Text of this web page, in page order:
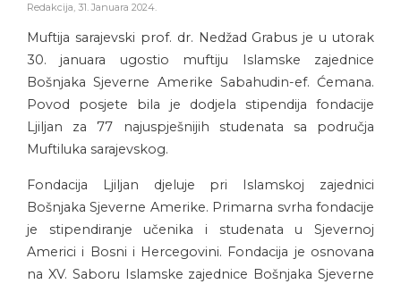
Redakcija, 31. Januara 2024.
Muftija sarajevski prof. dr. Nedžad Grabus je u utorak
30. januara ugostio muftiju Islamske zajednice
Bošnjaka Sjeverne Amerike Sabahudin-ef. Ćemana.
Povod posjete bila je dodjela stipendija fondacije
Ljiljan za 77 najuspješnijih studenata sa područja
Muftiluka sarajevskog.
Fondacija Ljiljan djeluje pri Islamskoj zajednici
Bošnjaka Sjeverne Amerike. Primarna svrha fondacije
je stipendiranje učenika i studenata u Sjevernoj
Americi i Bosni i Hercegovini. Fondacija je osnovana
na XV. Saboru Islamske zajednice Bošnjaka Sjeverne